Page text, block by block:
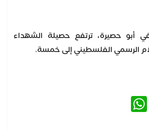
أبو حصيرة، ترتفع حصيلة الشهداء
الرسمي الفلسطيني إلى خمسة.
WhatsApp